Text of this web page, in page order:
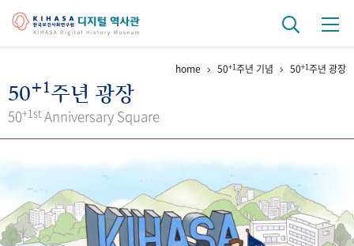
걸어온 길 기관 변천사
키워드로 보는 연구 역사
연구자들
간행물 변천사
home 50+1주년 기념 50+1주년 광장
50+1주년 광장
50+1st Anniversary Square